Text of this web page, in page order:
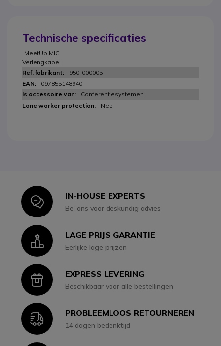
Technische specificaties
MeetUp MIC
Verlengkabel
950-000005
097855148940
Conferentiesystemen
Nee
IconIN-HOUSE EXPERTS
Bel ons voor deskundig advies
IconLAGE PRIJS GARANTIE
Eerlijke lage prijzen
IconEXPRESS LEVERING
Beschikbaar voor alle bestellingen
IconPROBLEEMLOOS RETOURNEREN
14 dagen bedenktijd